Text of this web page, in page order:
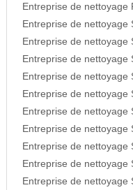
Entreprise de nettoyage
Entreprise de nettoyage
Entreprise de nettoyage
Entreprise de nettoyage
Entreprise de nettoyage
Entreprise de nettoyage
Entreprise de nettoyage
Entreprise de nettoyage
Entreprise de
Entreprise de nettoyage
Entreprise de nettoyage